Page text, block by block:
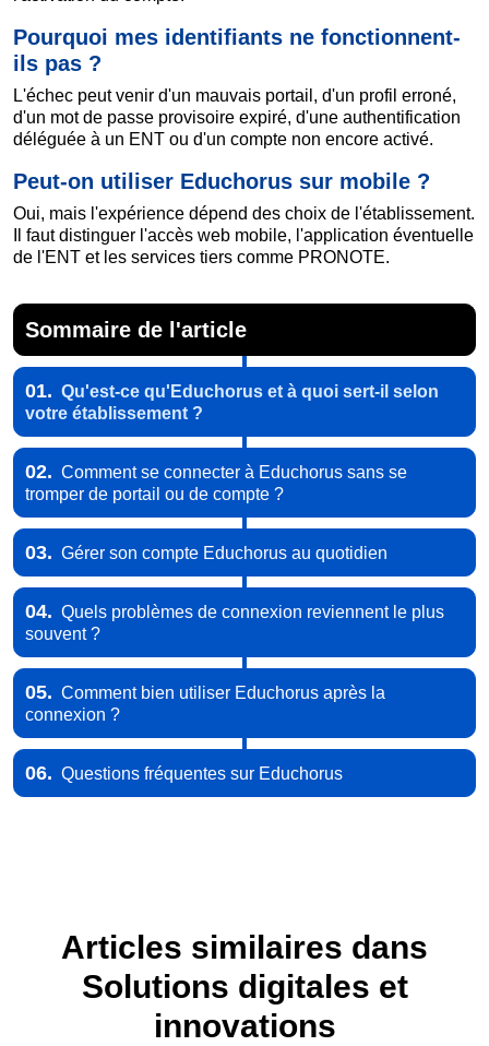
Pourquoi mes identifiants ne fonctionnent-
ils pas ?
L'échec peut venir d'un mauvais portail, d'un profil erroné,
d'un mot de passe provisoire expiré, d'une authentification
déléguée à un ENT ou d'un compte non encore activé.
Peut-on utiliser Educhorus sur mobile ?
Oui, mais l'expérience dépend des choix de l'établissement.
Il faut distinguer l'accès web mobile, l'application éventuelle
de l'ENT et les services tiers comme PRONOTE.
Sommaire de l'article
01. Qu'est-ce qu'Educhorus et à quoi sert-il selon
votre établissement ?
02. Comment se connecter à Educhorus sans se
tromper de portail ou de compte ?
03. Gérer son compte Educhorus au quotidien
04. Quels problèmes de connexion reviennent le plus
souvent ?
05. Comment bien utiliser Educhorus après la
connexion ?
06. Questions fréquentes sur Educhorus
Articles similaires dans
Solutions digitales et
innovations